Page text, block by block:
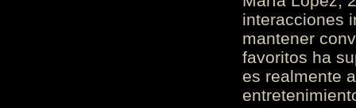
interacciones
mantener
favoritos ha
es realmente